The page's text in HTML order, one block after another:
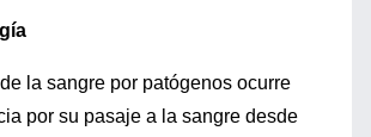
la sangre por patógenos ocurre
por su pasaje a la sangre desde